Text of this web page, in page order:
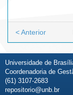
< Anterior
Universidade de
Coordenadoria de
(61) 3107-2683
repositorio@unb.br